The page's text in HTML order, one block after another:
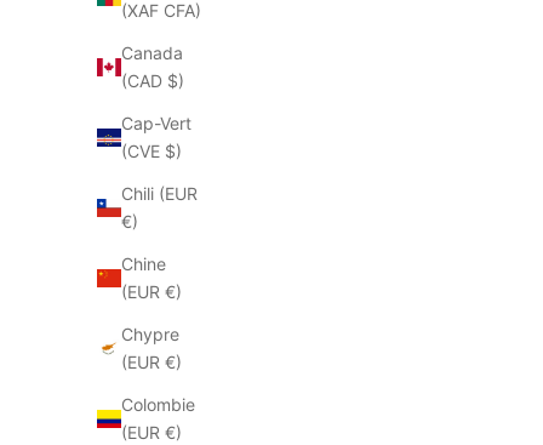
(XAF CFA)
Canada
(CAD $)
Cap-Vert
(CVE $)
Chili (EUR
€)
Chine
(EUR €)
Chypre
(EUR €)
Colombie
(EUR €)
Mocassins Mat:20 9024 pitone blush
Prix soldé
€85.00